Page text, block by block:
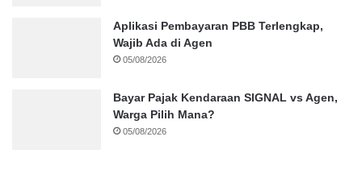
Aplikasi Pembayaran PBB Terlengkap,
Wajib Ada di Agen
05/08/2026
Bayar Pajak Kendaraan SIGNAL vs Agen,
Warga Pilih Mana?
05/08/2026